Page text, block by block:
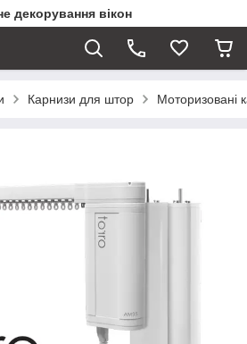
декорування вікон
Карнизи для штор Моторизовані